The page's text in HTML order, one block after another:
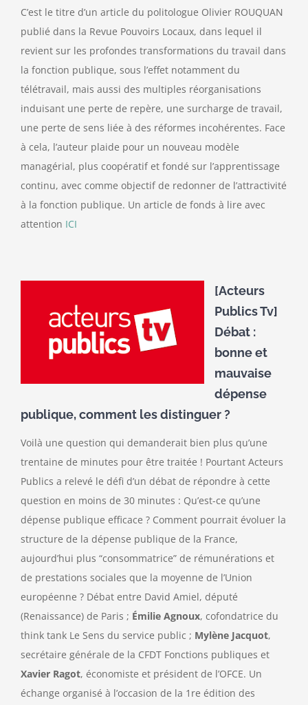
C’est le titre d’un article du politologue Olivier ROUQUAN
publié dans la Revue Pouvoirs Locaux, dans lequel il
revient sur les profondes transformations du travail dans
la fonction publique, sous l’effet notamment du
télétravail, mais aussi des multiples réorganisations
induisant une perte de repère, une surcharge de travail,
une perte de sens liée à des réformes incohérentes. Face
à cela, l’auteur plaide pour un nouveau modèle
managérial, plus coopératif et fondé sur l’apprentissage
continu, avec comme objectif de redonner de l’attractivité
à la fonction publique. Un article de fonds à lire avec
attention ICI
[Acteurs
Publics Tv]
Débat :
bonne et
mauvaise
dépense
publique, comment les distinguer ?
Voilà une question qui demanderait bien plus qu’une
trentaine de minutes pour être traitée ! Pourtant Acteurs
Publics a relevé le défi d’un débat de répondre à cette
question en moins de 30 minutes : Qu’est-ce qu’une
dépense publique efficace ? Comment pourrait évoluer la
structure de la dépense publique de la France,
aujourd’hui plus “consommatrice” de rémunérations et
de prestations sociales que la moyenne de l’Union
européenne ? Débat entre David Amiel, député
(Renaissance) de Paris ; Émilie Agnoux, cofondatrice du
think tank Le Sens du service public ; Mylène Jacquot,
secrétaire générale de la CFDT Fonctions publiques et
Xavier Ragot, économiste et président de l’OFCE. Un
échange organisé à l’occasion de la 1re édition des